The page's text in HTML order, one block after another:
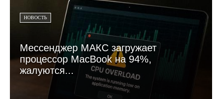
НОВОСТЬ
Мессенджер МАКС загружает
процессор MacBook на 94%,
жалуются...